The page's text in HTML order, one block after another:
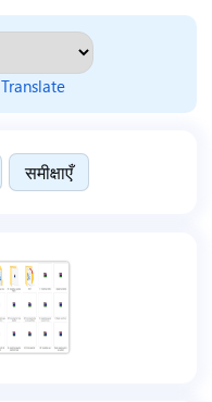
Translate
समीक्षाएँ